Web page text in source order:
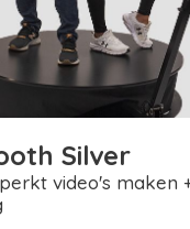
Silver